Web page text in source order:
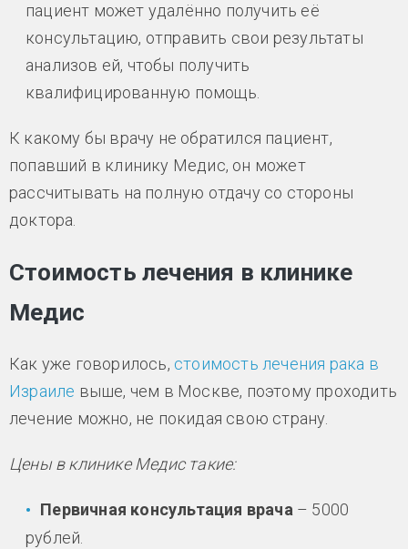
пациент может удалённо получить её
консультацию, отправить свои результаты
анализов ей, чтобы получить
квалифицированную помощь.
К какому бы врачу не обратился пациент,
попавший в клинику Медис, он может
рассчитывать на полную отдачу со стороны
доктора.
Стоимость лечения в клинике
Медис
Как уже говорилось, стоимость лечения рака в
Израиле выше, чем в Москве, поэтому проходить
лечение можно, не покидая свою страну.
Цены в клинике Медис такие:
Первичная консультация врача – 5000
рублей.